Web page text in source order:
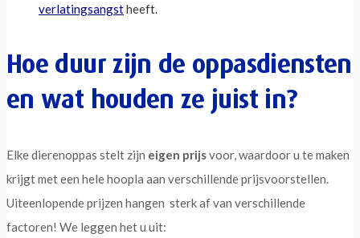
verlatingsangstheeft.
Hoe duur zijn de oppasdiensten
en wat houden ze juist in?
Elke dierenoppas stelt zijn eigen prijsvoor, waardoor u te maken
krijgt met een hele hoopla aan verschillende prijsvoorstellen.
Uiteenlopende prijzen hangen sterk af van verschillende
factoren! We leggen het u uit: